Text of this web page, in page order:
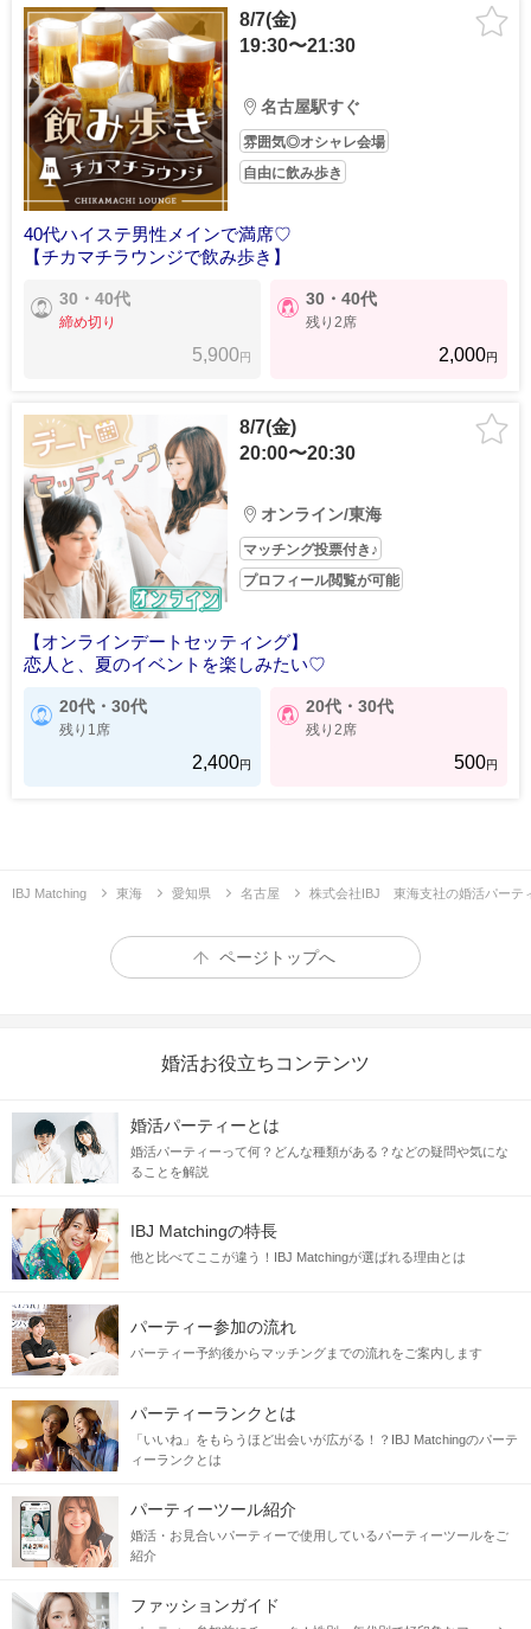
8/7(金)
19:30〜21:30
名古屋駅すぐ
雰囲気◎オシャレ会場
自由に飲み歩き
40代ハイステ男性メインで満席♡
【チカマチラウンジで飲み歩き】
30・40代
締め切り
5,900円
30・40代
残り2席
2,000円
8/7(金)
20:00〜20:30
オンライン/東海
マッチング投票付き♪
プロフィール閲覧が可能
【オンラインデートセッティング】
恋人と、夏のイベントを楽しみたい♡
20代・30代
残り1席
2,400円
20代・30代
残り2席
500円
IBJ Matching 東海 愛知県 名古屋 株式会社IBJ 東海支社の婚活パーテ
ページトップへ
婚活お役立ちコンテンツ
婚活パーティーとは
婚活パーティーって何？どんな種類がある？などの疑問や気にな
ることを解説
IBJ Matchingの特長
他と比べてここが違う！IBJ Matchingが選ばれる理由とは
パーティー参加の流れ
パーティー予約後からマッチングまでの流れをご案内します
パーティーランクとは
「いいね」をもらうほど出会いが広がる！？IBJ Matchingのパーテ
ィーランクとは
パーティーツール紹介
婚活・お見合いパーティーで使用しているパーティーツールをご
紹介
ファッションガイド